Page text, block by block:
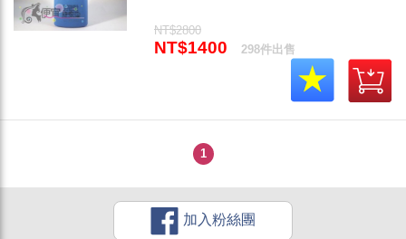
NT$2800
NT$1400 298件出售
1
加入粉絲團